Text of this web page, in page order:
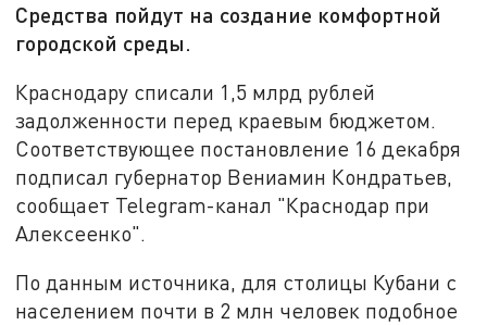
Средства пойдут на создание комфортной
городской среды.
Краснодару списали 1,5 млрд рублей
задолженности перед краевым бюджетом.
Соответствующее постановление 16 декабря
подписал губернатор Вениамин Кондратьев,
сообщает Telegram-канал "Краснодар при
Алексеенко".
По данным источника, для столицы Кубани с
населением почти в 2 млн человек подобное